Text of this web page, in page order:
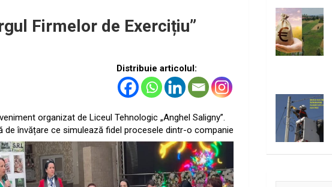
Firmelor de Exercițiu”
Distribuie articolul:
organizat de Liceul Tehnologic „Anghel Saligny”.
învățare ce simulează fidel procesele dintr-o companie